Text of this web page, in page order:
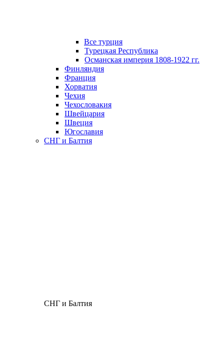
Все турция
Турецкая Республика
Османская империя 1808-1922 гг.
Финляндия
Франция
Хорватия
Чехия
Чехословакия
Швейцария
Швеция
Югославия
СНГ и Балтия
СНГ и Балтия